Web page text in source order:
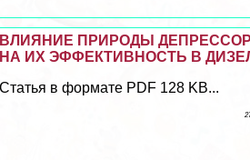
ВЛИЯНИЕ ПРИРОДЫ
НА ИХ ЭФФЕКТИВНОСТЬ В
Статья в формате PDF 128 KB...